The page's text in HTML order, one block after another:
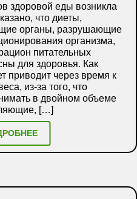
здоровой еды возникла
что диеты,
органы, разрушающие
организма,
питательных
для здоровья. Как
приводит через время к
из-за того, что
в двойном объеме
[…]